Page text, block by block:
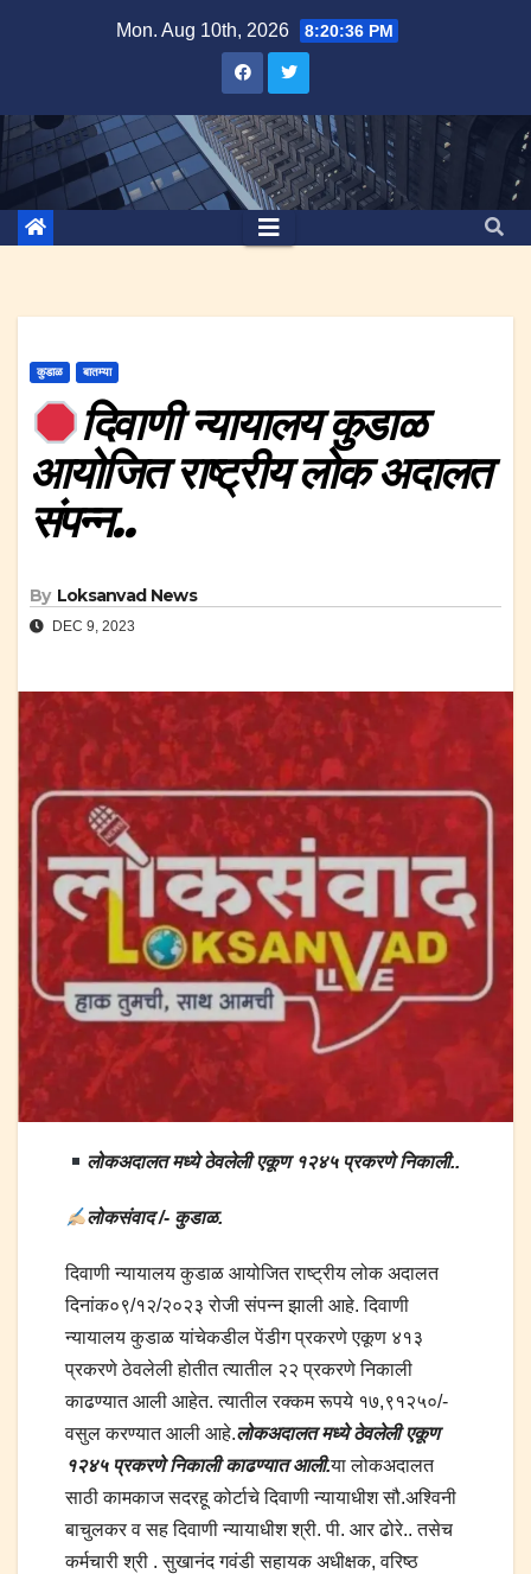
Mon. Aug 10th, 2026 8:20:36 PM
कुडाळ बातम्या
दिवाणी न्यायालय कुडाळ
आयोजित राष्ट्रीय लोक अदालत
संपन्न..
By Loksanvad News
DEC 9, 2023
लोकअदालत मध्ये ठेवलेली एकूण १२४५ प्रकरणे निकाली..
लोकसंवाद /- कुडाळ.
दिवाणी न्यायालय कुडाळ आयोजित राष्ट्रीय लोक अदालत
दिनांक०९/१२/२०२३ रोजी संपन्न झाली आहे. दिवाणी
न्यायालय कुडाळ यांचेकडील पेंडीग प्रकरणे एकूण ४१३
प्रकरणे ठेवलेली होतीत त्यातील २२ प्रकरणे निकाली
काढण्यात आली आहेत. त्यातील रक्कम रूपये १७,९१२५०/-
वसुल करण्यात आली आहे.लोकअदालत मध्ये ठेवलेली एकूण
१२४५ प्रकरणे निकाली काढण्यात आली.या लोकअदालत
साठी कामकाज सदरहू कोर्टाचे दिवाणी न्यायाधीश सौ.अश्विनी
बाचुलकर व सह दिवाणी न्यायाधीश श्री. पी. आर ढोरे.. तसेच
कर्मचारी श्री . सुखानंद गवंडी सहायक अधीक्षक, वरिष्ठ